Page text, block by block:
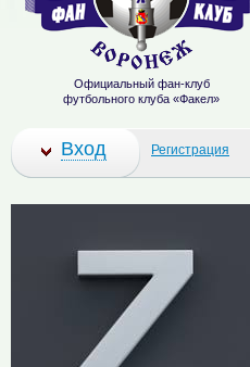
Официальный фан-клуб
футбольного клуба «Факел»
Вход Регистрация